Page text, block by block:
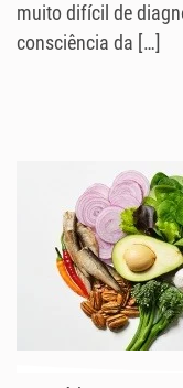
muito difícil de
consciência da […]